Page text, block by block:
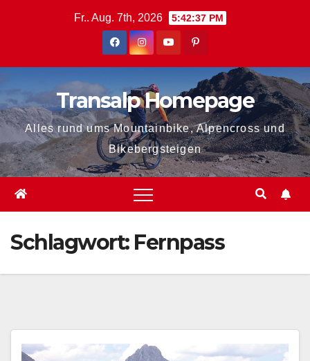
Fr.. Aug. 7th, 2026 5:42:37 PM
Transalp Homepage
Alles rund ums Mountainbike, Alpencross und
Bikebergsteigen
Schlagwort: Fernpass